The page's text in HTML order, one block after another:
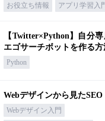
お役立ち情報
アプリ学習入
【Twitter×Python】自分
エゴサーチボットを作る方
Python
Webデザインから見たSEO
Webデザイン入門